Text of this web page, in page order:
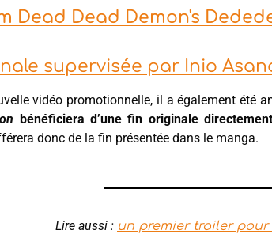
Dead Dead Demon's
supervisée par Inio
vidéo promotionnelle, il a également été
bénéficiera d’une fin originale
donc de la fin présentée dans le manga.
Lire aussi : un premier trailer pour